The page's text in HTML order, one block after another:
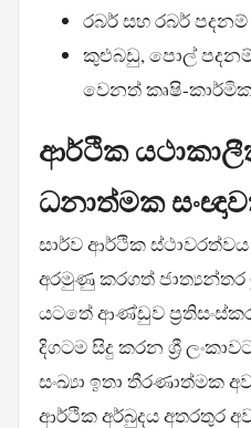
රබර් සහ රබර්
කුළුබඩු, පොල්
වෙනත් කෘෂි-
ආර්ථික
ධනාත්මක
සාර්ව ආර්ථික
අරමුණු කරගත් ජාත්‍යන්තර
යටතේ ආණ්ඩුව
දිගටම සිදු කරන ශ්‍රී
සංඛ්‍යා ඉතා තීරණාත්මක
ආර්ථික අර්බුදය අතරතුර